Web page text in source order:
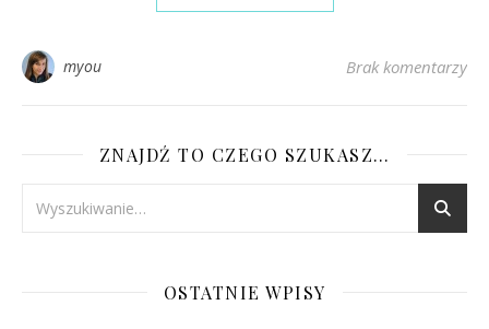
myou Brak komentarzy
ZNAJDŹ TO CZEGO SZUKASZ…
OSTATNIE WPISY